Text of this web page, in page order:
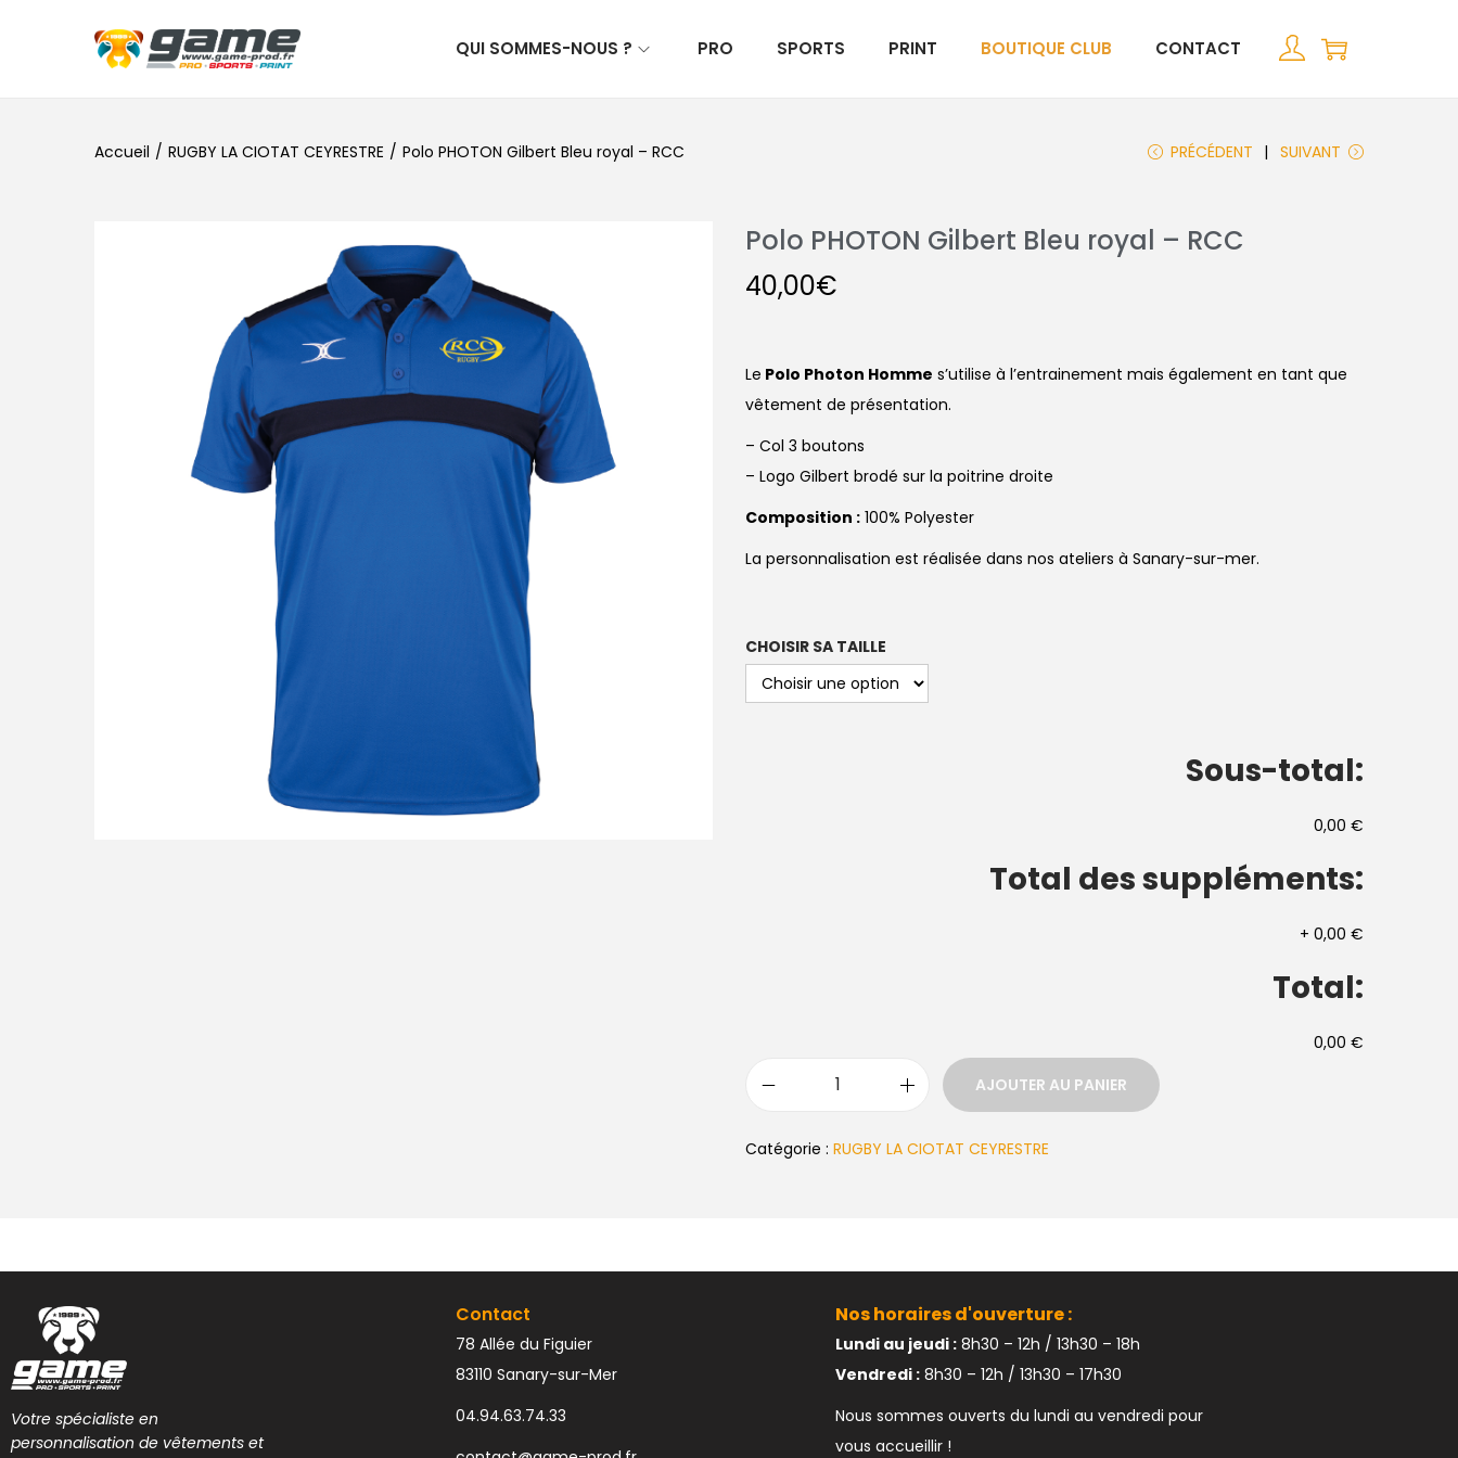
QUI SOMMES-NOUS ? PRO SPORTS PRINT BOUTIQUE CLUB CONTACT
Accueil / RUGBY LA CIOTAT CEYRESTRE / Polo PHOTON Gilbert Bleu royal – RCC PRÉCÉDENT SUIVANT
Polo PHOTON Gilbert Bleu royal – RCC
40,00€
Le Polo Photon Homme s’utilise à l’entrainement mais également en tant que
vêtement de présentation.
– Col 3 boutons
– Logo Gilbert brodé sur la poitrine droite
Composition : 100% Polyester
La personnalisation est réalisée dans nos ateliers à Sanary-sur-mer.
CHOISIR SA TAILLE
Sous-total:
0,00 €
Total des suppléments:
+ 0,00 €
Total:
0,00 €
AJOUTER AU PANIER
Catégorie : RUGBY LA CIOTAT CEYRESTRE
Votre spécialiste en
personnalisation de vêtements et
Contact
78 Allée du Figuier
83110 Sanary-sur-Mer
04.94.63.74.33
Nos horaires d'ouverture :
Lundi au jeudi : 8h30 – 12h / 13h30 – 18h
Vendredi : 8h30 – 12h / 13h30 – 17h30
Nous sommes ouverts du lundi au vendredi pour
vous accueillir !